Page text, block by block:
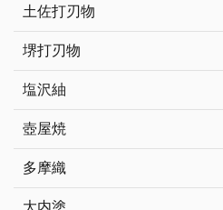
土佐打刃物
堺打刃物
塩沢紬
壺屋焼
多摩織
大内塗